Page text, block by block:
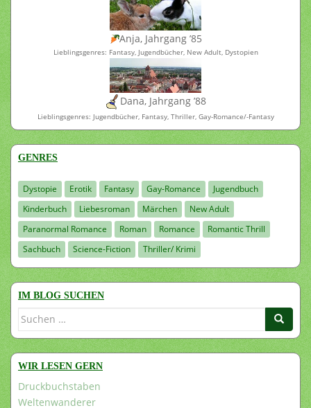
Anja, Jahrgang ’85
Lieblingsgenres: Fantasy, Jugendbücher, New Adult, Dystopien
Dana, Jahrgang ’88
Lieblingsgenres: Jugendbücher, Fantasy, Thriller, Gay-Romance/-Fantasy
GENRES
Dystopie Erotik Fantasy Gay-Romance
Jugendbuch
Kinderbuch
Liebesroman Märchen
New Adult
Paranormal Romance
Roman Romance
Romantic Thrill
Sachbuch
Science-Fiction Thriller/ Krimi
IM BLOG SUCHEN
Suchen
WIR LESEN GERN
Druckbuchstaben
Weltenwanderer